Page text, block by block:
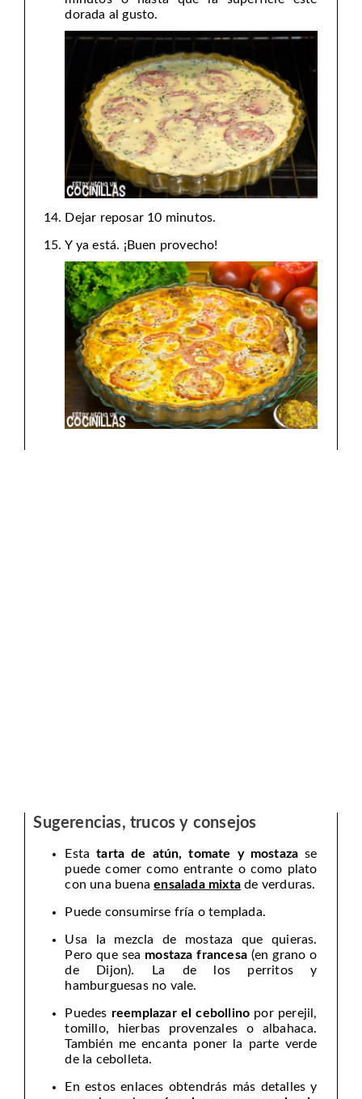
dorada al gusto.
Dejar reposar 10 minutos.
Y ya está. ¡Buen provecho!
Sugerencias, trucos y consejos
Estatarta de atún, tomate y mostaza se
puede comer como entrante o como plato
con una buenaensalada mixta de verduras.
Puede consumirse fría o templada.
Usa la mezcla de mostaza que quieras.
Pero que sea mostaza francesa (en grano o
de Dijon). La de los perritos y
hamburguesas no vale.
Puedes reemplazar el cebollino por perejil,
tomillo, hierbas provenzales o albahaca.
También me encanta poner la parte verde
de la cebolleta.
En estos enlaces obtendrás más detalles y